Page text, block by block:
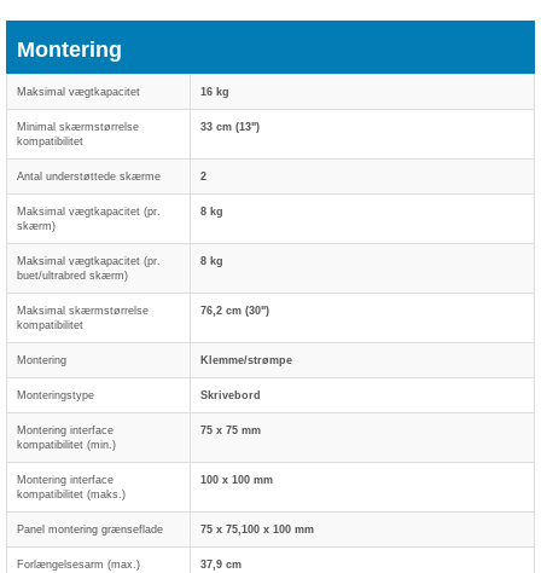
Montering
Maksimal vægtkapacitet 16 kg
Minimal skærmstørrelse
kompatibilitet
33 cm (13")
Antal understøttede skærme 2
Maksimal vægtkapacitet (pr.
skærm)
8 kg
Maksimal vægtkapacitet (pr.
buet/ultrabred skærm)
8 kg
Maksimal skærmstørrelse
kompatibilitet
76,2 cm (30")
Montering Klemme/strømpe
Monteringstype Skrivebord
Montering interface
kompatibilitet (min.)
75 x 75 mm
Montering interface
kompatibilitet (maks.)
100 x 100 mm
Panel montering grænseflade 75 x 75,100 x 100 mm
Forlængelsesarm (max.) 37,9 cm